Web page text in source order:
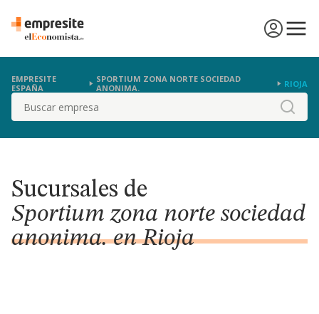
EMPRESITE
ESPAÑA
SPORTIUM ZONA NORTE SOCIEDAD
ANONIMA.
RIOJA
Buscar
Sucursales de
Sportium zona norte sociedad
anonima. en Rioja